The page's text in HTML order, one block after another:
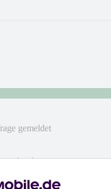
gemeldet
gekauft
wie beschrieben